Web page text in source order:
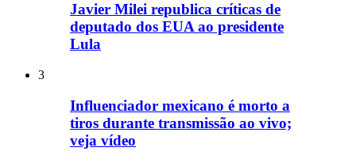
Javier Milei republica críticas de
deputado dos EUA ao presidente
Lula
3
Influenciador mexicano é morto a
tiros durante transmissão ao vivo;
veja vídeo